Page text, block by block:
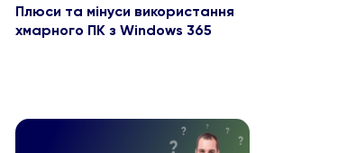
Плюси та мінуси використання
хмарного ПК з Windows 365